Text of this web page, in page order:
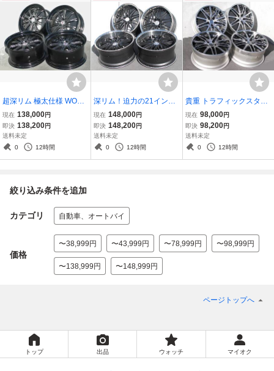
超深リム 極太仕様 WORK
シュヴァート SC1 9.5J 1
0.5J クラウン マジェスタ
アルファード レクサス G
S BBS LM RS VS-KF マイ
現在 138,000円
即決 138,200円
送料未定
0
12時間
深リム！迫力の21インチ
ブレイトン スピリッツ 9J
10.5J PCD120-5H BMW
5 6 7シリーズ LS LC BBS
LM 純正 アルピナ ACシュ
現在 148,000円
即決 148,200円
送料未定
0
12時間
貴重 トラフィックスター
VZ 8.5J 9.5J 112-5H ベン
ツ CLS Eクラス Sクラス
BMW VW ゴルフ アウディ
A3 A4 A6 TE37 OZ BBS L
現在 98,000円
即決 98,200円
送料未定
0
12時間
絞り込み条件を追加
カテゴリ 自動車、オートバイ
価格
〜38,999円 〜43,999円 〜78,999円 〜98,999円
〜138,999円 〜148,999円
ページトップへ
トップ 出品 ウォッチ マイオク